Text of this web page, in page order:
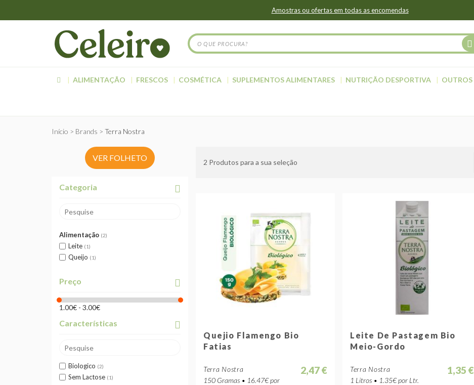
Amostras ou ofertas em todas as encomendas
ALIMENTAÇÃO FRESCOS COSMÉTICA SUPLEMENTOS ALIMENTARES NUTRIÇÃO DESPORTIVA OUTROS
Início Brands Terra Nostra
2 Produtos para a sua seleção
Quejio Flamengo Bio
Fatias
Terra Nostra
150 Gramas • 16.47€ por
2,47 €
Leite De Pastagem Bio
Meio-Gordo
Terra Nostra
1 Litros • 1.35€ por Ltr.
1,35 €
VER FOLHETO
Categoria
Alimentação 2
Leite 1
Queijo 1
Preço
1.00€ - 3.00€
Características
Biologico 2
Sem Lactose 1